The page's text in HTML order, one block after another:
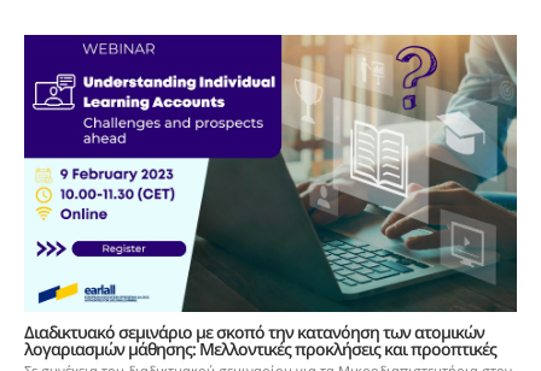
Διαδικτυακό σεμινάριο με σκοπό την κατανόηση των ατομικών
λογαριασμών μάθησης: Μελλοντικές προκλήσεις και προοπτικές